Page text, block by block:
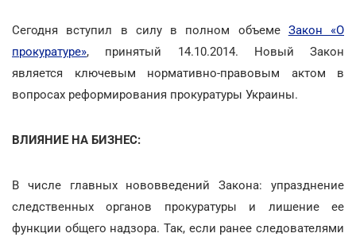
Сегодня вступил в силу в полном объеме Закон «О
прокуратуре», принятый 14.10.2014. Новый Закон
является ключевым нормативно-правовым актом в
вопросах реформирования прокуратуры Украины.
ВЛИЯНИЕ НА БИЗНЕС:
В числе главных нововведений Закона: упразднение
следственных органов прокуратуры и лишение ее
функции общего надзора. Так, если ранее следователями